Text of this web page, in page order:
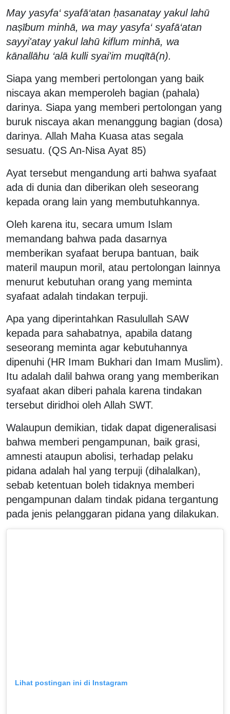
May yasyfa‘ syafā‘atan ḥasanatay yakul lahū
naṣībum minhā, wa may yasyfa‘ syafā‘atan
sayyi'atay yakul lahū kiflum minhā, wa
kānallāhu ‘alā kulli syai'im muqītā(n).
Siapa yang memberi pertolongan yang baik
niscaya akan memperoleh bagian (pahala)
darinya. Siapa yang memberi pertolongan yang
buruk niscaya akan menanggung bagian (dosa)
darinya. Allah Maha Kuasa atas segala
sesuatu. (QS An-Nisa Ayat 85)
Ayat tersebut mengandung arti bahwa syafaat
ada di dunia dan diberikan oleh seseorang
kepada orang lain yang membutuhkannya.
Oleh karena itu, secara umum Islam
memandang bahwa pada dasarnya
memberikan syafaat berupa bantuan, baik
materil maupun moril, atau pertolongan lainnya
menurut kebutuhan orang yang meminta
syafaat adalah tindakan terpuji.
Apa yang diperintahkan Rasulullah SAW
kepada para sahabatnya, apabila datang
seseorang meminta agar kebutuhannya
dipenuhi (HR Imam Bukhari dan Imam Muslim).
Itu adalah dalil bahwa orang yang memberikan
syafaat akan diberi pahala karena tindakan
tersebut diridhoi oleh Allah SWT.
Walaupun demikian, tidak dapat digeneralisasi
bahwa memberi pengampunan, baik grasi,
amnesti ataupun abolisi, terhadap pelaku
pidana adalah hal yang terpuji (dihalalkan),
sebab ketentuan boleh tidaknya memberi
pengampunan dalam tindak pidana tergantung
pada jenis pelanggaran pidana yang dilakukan.
Lihat postingan ini di Instagram